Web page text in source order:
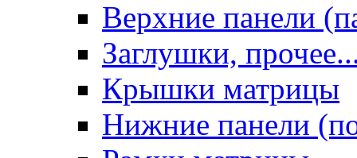
Верхние панели
Заглушки,
Крышки матрицы
Нижние панели